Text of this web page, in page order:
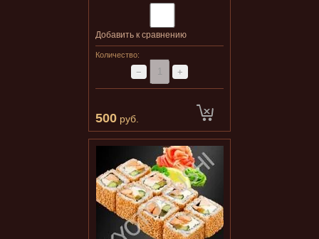
Добавить к сравнению
Количество:
− +
500 руб.